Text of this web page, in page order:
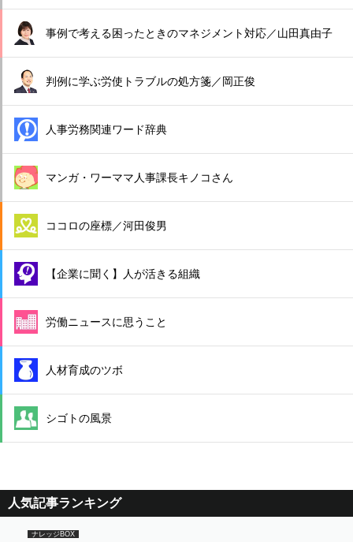
事例で考える困ったときのマネジメント対応／山田真由子
判例に学ぶ労使トラブルの処方箋／岡正俊
人事労務関連ワード辞典
マンガ・ワーママ人事課長キノコさん
ココロの座標／河田俊男
【企業に聞く】人が活きる組織
労働ニュースに思うこと
人材育成のツボ
シゴトの風景
人気記事ランキング
ナレッジBOX